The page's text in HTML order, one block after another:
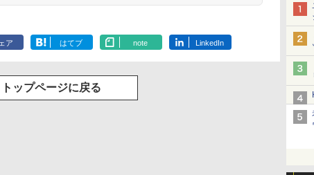
ア はてブ note LinkedIn
トップページに戻る